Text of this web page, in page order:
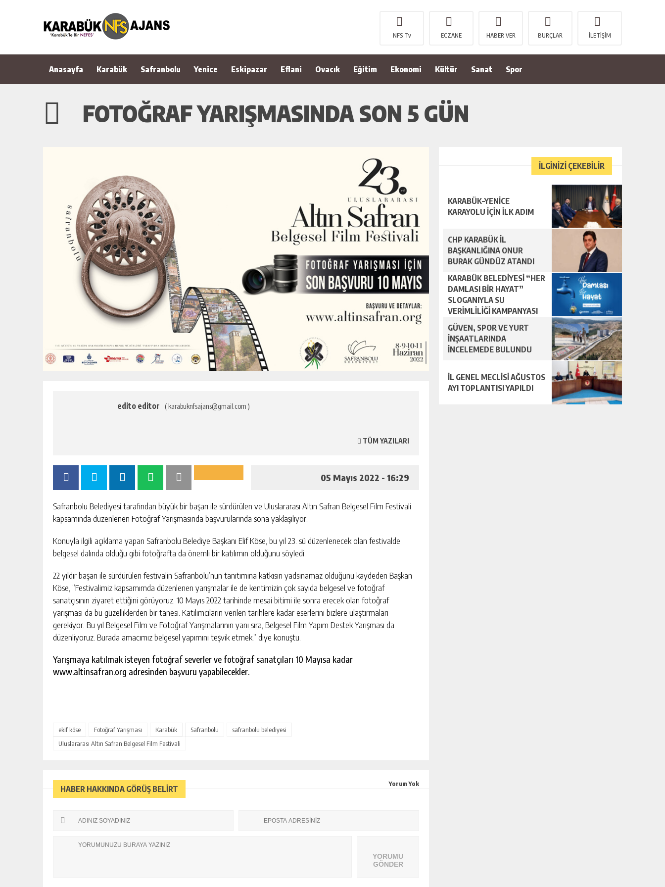
NFS Tv ECZANE HABER VER BURÇLAR İLETİŞİM
Anasayfa Karabük Safranbolu Yenice Eskipazar Eflani Ovacık Eğitim Ekonomi Kültür Sanat Spor
FOTOĞRAF YARIŞMASINDA SON 5 GÜN
edito editor ( karabuknfsajans@gmail.com )
TÜM YAZILARI
05 Mayıs 2022 - 16:29
Safranbolu Belediyesi tarafından büyük bir başarı ile sürdürülen ve Uluslararası Altın Safran Belgesel Film Festivali
kapsamında düzenlenen Fotoğraf Yarışmasında başvurularında sona yaklaşılıyor.
Konuyla ilgili açıklama yapan Safranbolu Belediye Başkanı Elif Köse, bu yıl 23. sü düzenlenecek olan festivalde
belgesel dalında olduğu gibi fotoğrafta da önemli bir katılımın olduğunu söyledi.
22 yıldır başarı ile sürdürülen festivalin Safranbolu’nun tanıtımına katkısın yadsınamaz olduğunu kaydeden Başkan
Köse, “Festivalimiz kapsamımda düzenlenen yarışmalar ile de kentimizin çok sayıda belgesel ve fotoğraf
sanatçısının ziyaret ettiğini görüyoruz. 10 Mayıs 2022 tarihinde mesai bitimi ile sonra erecek olan fotoğraf
yarışması da bu güzelliklerden bir tanesi. Katılımcıların verilen tarihlere kadar eserlerini bizlere ulaştırmaları
gerekiyor. Bu yıl Belgesel Film ve Fotoğraf Yarışmalarının yanı sıra, Belgesel Film Yapım Destek Yarışması da
düzenliyoruz. Burada amacımız belgesel yapımını teşvik etmek.” diye konuştu.
Yarışmaya katılmak isteyen fotoğraf severler ve fotoğraf sanatçıları 10 Mayısa kadar
www.altinsafran.org adresinden başvuru yapabilecekler.
ekif köse Fotoğraf Yarışması Karabük Safranbolu
safranbolu belediyesi
Uluslararası Altın Safran Belgesel Film Festivali
HABER HAKKINDA GÖRÜŞ BELİRT
Yorum Yok
YORUMU
GÖNDER
İLGİNİZİ ÇEKEBİLİR
KARABÜK–YENİCE
KARAYOLU İÇİN İLK ADIM
CHP KARABÜK İL
BAŞKANLIĞINA ONUR
BURAK GÜNDÜZ ATANDI
KARABÜK BELEDİYESİ “HER
DAMLASI BİR HAYAT”
SLOGANIYLA SU
VERİMLİLİĞİ KAMPANYASI
BAŞLATTI.
GÜVEN, SPOR VE YURT
İNŞAATLARINDA
İNCELEMEDE BULUNDU
İL GENEL MECLİSİ AĞUSTOS
AYI TOPLANTISI YAPILDI